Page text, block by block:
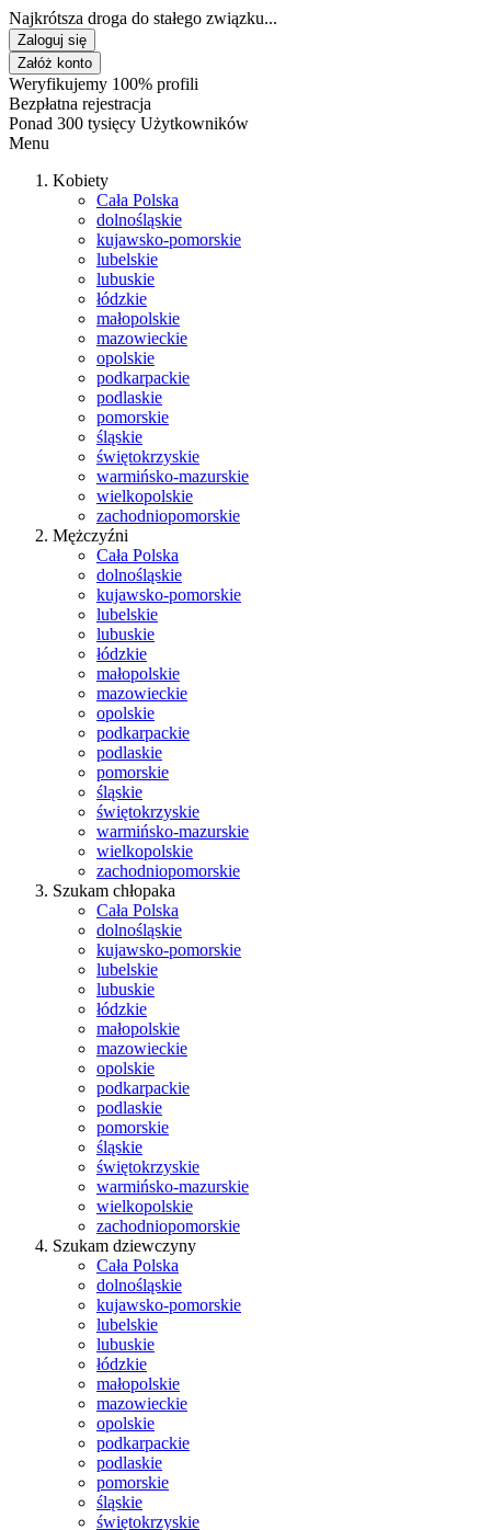
Najkrótsza droga do stałego związku...
Zaloguj się
Załóż konto
Weryfikujemy 100% profili
Bezpłatna rejestracja
Ponad 300 tysięcy Użytkowników
Menu
Kobiety
Cała Polska
dolnośląskie
kujawsko-pomorskie
lubelskie
lubuskie
łódzkie
małopolskie
mazowieckie
opolskie
podkarpackie
podlaskie
pomorskie
śląskie
świętokrzyskie
warmińsko-mazurskie
wielkopolskie
zachodniopomorskie
Mężczyźni
Cała Polska
dolnośląskie
kujawsko-pomorskie
lubelskie
lubuskie
łódzkie
małopolskie
mazowieckie
opolskie
podkarpackie
podlaskie
pomorskie
śląskie
świętokrzyskie
warmińsko-mazurskie
wielkopolskie
zachodniopomorskie
Szukam chłopaka
Cała Polska
dolnośląskie
kujawsko-pomorskie
lubelskie
lubuskie
łódzkie
małopolskie
mazowieckie
opolskie
podkarpackie
podlaskie
pomorskie
śląskie
świętokrzyskie
warmińsko-mazurskie
wielkopolskie
zachodniopomorskie
Szukam dziewczyny
Cała Polska
dolnośląskie
kujawsko-pomorskie
lubelskie
lubuskie
łódzkie
małopolskie
mazowieckie
opolskie
podkarpackie
podlaskie
pomorskie
śląskie
świętokrzyskie